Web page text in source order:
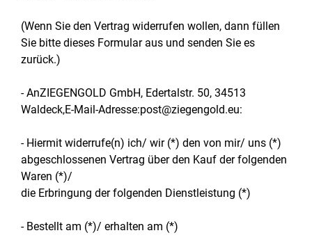
(Wenn Sie den Vertrag widerrufen wollen, dann füllen
Sie bitte dieses Formular aus und senden Sie es
zurück.)
- AnZIEGENGOLD GmbH, Edertalstr. 50, 34513
Waldeck,E-Mail-Adresse:post@ziegengold.eu:
- Hiermit widerrufe(n) ich/ wir (*) den von mir/ uns (*)
abgeschlossenen Vertrag über den Kauf der folgenden
Waren (*)/
die Erbringung der folgenden Dienstleistung (*)
- Bestellt am (*)/ erhalten am (*)